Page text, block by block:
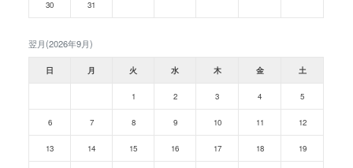
30 31
翌月(2026年9月)
日 月 火 水 木 金 土
1 2 3 4 5
6 7 8 9 10 11 12
13 14 15 16 17 18 19